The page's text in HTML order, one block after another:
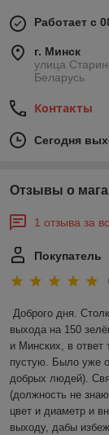
Работает с
г. Минск
улица
Беларусь
Контакты
Сегодня
Отзывы о
1 отзыва за
Покупатель
Доброго дня.
выхода на 150
и Минских, в ответ
пустую. Было уже
добрых людей).
(должность не
цвет и диаметр и
выходу, дабы